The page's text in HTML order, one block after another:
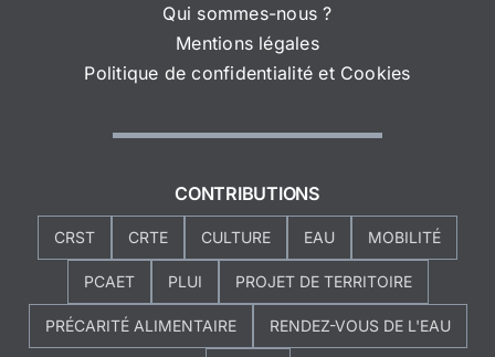
Qui sommes-nous ?
Mentions légales
Politique de confidentialité et Cookies
CONTRIBUTIONS
CRST CRTE CULTURE EAU MOBILITÉ
PCAET PLUI PROJET DE TERRITOIRE
PRÉCARITÉ ALIMENTAIRE RENDEZ-VOUS DE L'EAU